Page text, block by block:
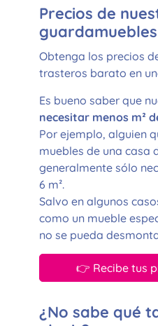
Precios de
guardamuebles
Obtenga los precios
trasteros barato en
Es bueno saber que
necesitar menos m²
Por ejemplo, alguien
muebles de una casa
generalmente sólo
6 m².
Salvo en algunos
como un mueble
no se pueda
👉 Recibe tus
¿No sabe qué